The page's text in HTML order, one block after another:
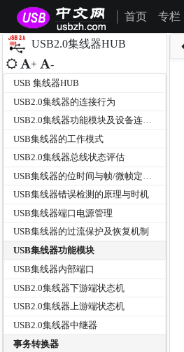
首页 专栏
USB2.0集线器HUB
+ -
USB 集线器HUB
USB2.0集线器的连接行为
USB2.0集线器功能模块及设备连接路由
USB集线器的工作模式
USB2.0集线器总线状态评估
USB集线器错误检测的原理与时机
USB集线器端口电源管理
USB集线器的过流保护及恢复机制
USB集线器功能模块
USB集线器内部端口
USB2.0集线器下游端状态机
USB2.0集线器上游端状态机
USB2.0集线器中继器
事务转换器